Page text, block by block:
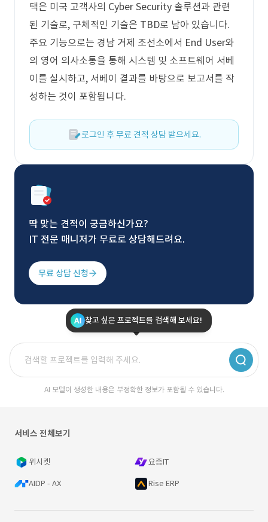
택은 미국 고객사의 Cyber Security 솔루션과 관련
된 기술로, 구체적인 기술은 TBD로 남아 있습니다.
주요 기능으로는 경남 거제 조선소에서 End User와
의 영어 의사소통을 통해 시스템 및 소프트웨어 서베
이를 실시하고, 서베이 결과를 바탕으로 보고서를 작
성하는 것이 포함됩니다.
로그인 후 무료 견적 상담 받으세요.
딱 맞는 견적이 궁금하신가요?
IT 전문 매니저가 무료로 상담해드려요.
무료 상담 신청
찾고 싶은 프로젝트를 검색해 보세요!
AI 모델이 생성한 내용은 부정확한 정보가 포함될 수 있습니다.
서비스 전체보기
위시켓 요즘IT
AIDP - AX Rise ERP